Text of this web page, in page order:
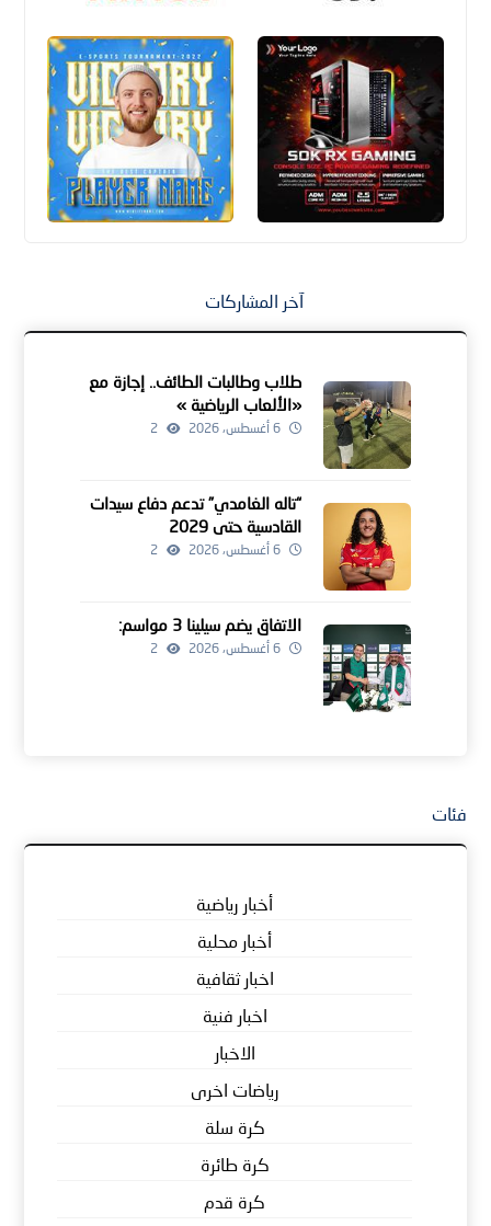
آخر المشاركات
طلاب وطالبات الطائف.. إجازة مع
«الألعاب الرياضية »
6 أغسطس، 2026 2
“تاله الغامدي” تدعم دفاع سيدات
القادسية حتى 2029
6 أغسطس، 2026 2
الاتفاق يضم سيلينا 3 مواسم:
6 أغسطس، 2026 2
فئات
أخبار رياضية
أخبار محلية
اخبار ثقافية
اخبار فنية
الاخبار
رياضات اخرى
كرة سلة
كرة طائرة
كرة قدم